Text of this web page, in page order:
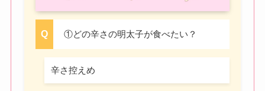
①どの辛さの明太子が食べたい？
辛さ控えめ